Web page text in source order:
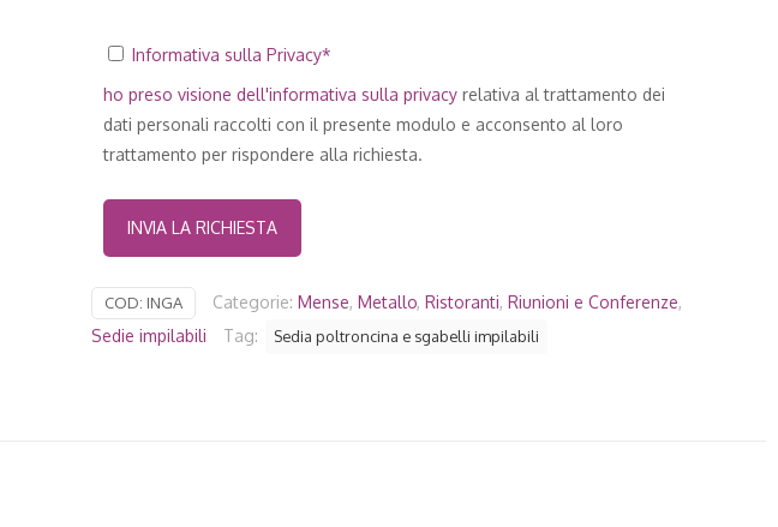
Informativa sulla Privacy*
ho preso visione dell'informativa sulla privacyrelativa al trattamento dei
dati personali raccolti con il presente modulo e acconsento al loro
trattamento per rispondere alla richiesta.
COD: INGA Categorie: Mense, Metallo, Ristoranti, Riunioni e Conferenze,
Sedie impilabili
Tag: Sedia poltroncina e sgabelli impilabili